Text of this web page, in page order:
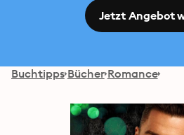
Jetzt Angebot
Buchtipps Bücher Romance